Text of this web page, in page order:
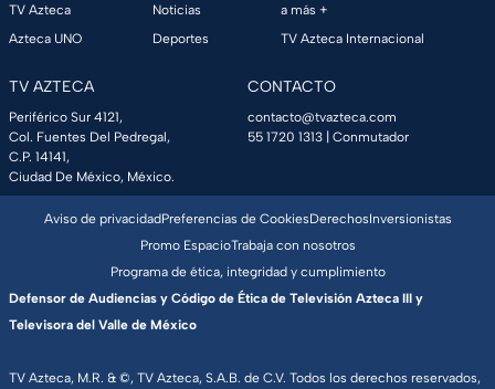
TV Azteca
Azteca UNO
Noticias
Deportes
a más +
TV Azteca Internacional
TV AZTECA
Periférico Sur 4121,
Col. Fuentes Del Pedregal,
C.P. 14141,
Ciudad De México, México.
CONTACTO
contacto@tvazteca.com
55 1720 1313 | Conmutador
TV Azteca, M.R. & ©, TV Azteca, S.A.B. de C.V. Todos los derechos reservados,
Aviso de privacidadPreferencias de CookiesDerechosInversionistas
Promo EspacioTrabaja con nosotros
Programa de ética, integridad y cumplimiento
Defensor de Audiencias y Código de Ética de Televisión Azteca III y
Televisora del Valle de México